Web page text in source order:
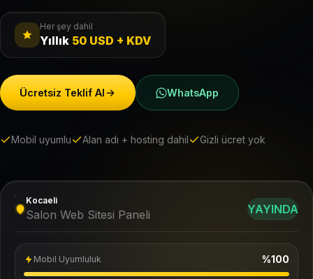
Her şey dahil
Yıllık 50 USD + KDV
Ücretsiz Teklif Al WhatsApp
Mobil uyumlu Alan adı + hosting dahil Gizli ücret yok
Kocaeli
Salon Web Sitesi Paneli YAYINDA
Mobil Uyumluluk %100